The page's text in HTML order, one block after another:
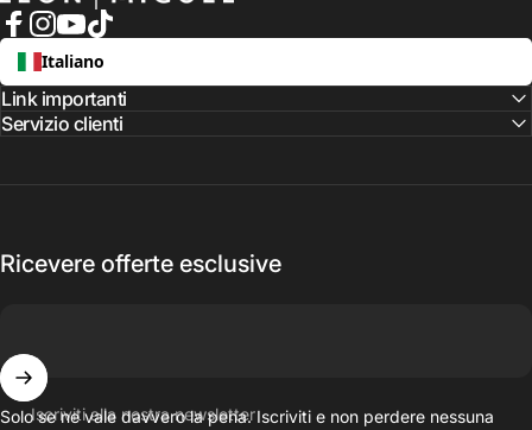
Facebook
Instagram
Italiano
Link importanti
Servizio clienti
Ricevere offerte esclusive
Iscriviti alla nostra newsletter
Solo se ne vale davvero la pena. Iscriviti e non perdere nessuna